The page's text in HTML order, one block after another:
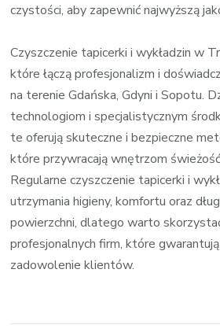
czystości, aby zapewnić najwyższą
Czyszczenie tapicerki i wykładzin w
które łączą profesjonalizm i
na terenie Gdańska, Gdyni i Sopotu.
technologiom i specjalistycznym
te oferują skuteczne i bezpieczne
które przywracają wnętrzom
Regularne czyszczenie tapicerki i
utrzymania higieny, komfortu oraz
powierzchni, dlatego warto
profesjonalnych firm, które
zadowolenie klientów.